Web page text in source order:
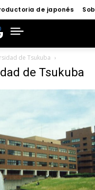
de japonés
de Tsukuba
de Tsukuba